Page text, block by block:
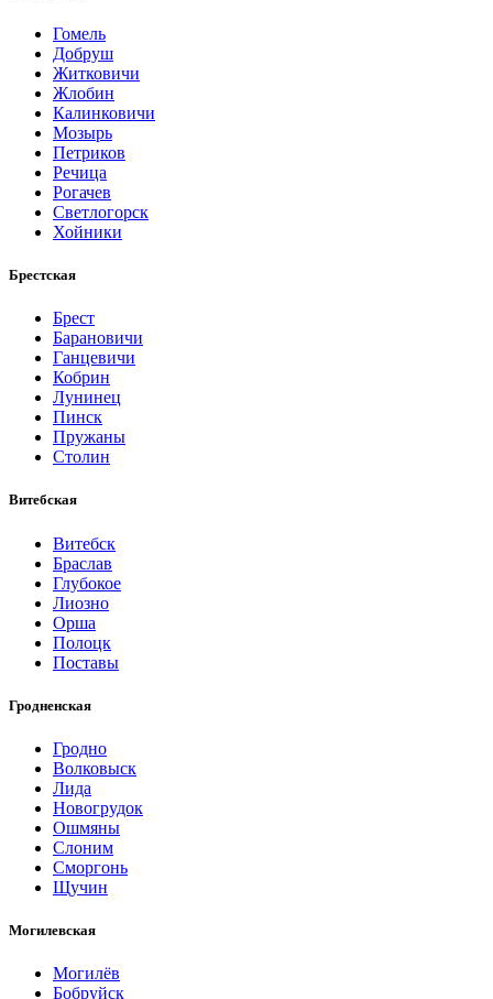
Гомель
Добруш
Житковичи
Жлобин
Калинковичи
Мозырь
Петриков
Речица
Рогачев
Светлогорск
Хойники
Брестская
Брест
Барановичи
Ганцевичи
Кобрин
Лунинец
Пинск
Пружаны
Столин
Витебская
Витебск
Браслав
Глубокое
Лиозно
Орша
Полоцк
Поставы
Гродненская
Гродно
Волковыск
Лида
Новогрудок
Ошмяны
Слоним
Сморгонь
Щучин
Могилевская
Могилёв
Бобруйск